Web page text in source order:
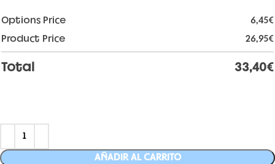
Options Price 6,45€
Product Price
26,95€
Total 33,40€
AÑADIR AL CARRITO